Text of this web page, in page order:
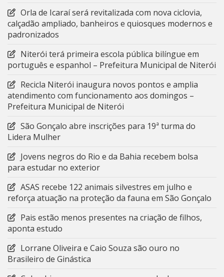
Orla de Icaraí será revitalizada com nova ciclovia,
calçadão ampliado, banheiros e quiosques modernos e
padronizados
Niterói terá primeira escola pública bilíngue em
português e espanhol – Prefeitura Municipal de Niterói
Recicla Niterói inaugura novos pontos e amplia
atendimento com funcionamento aos domingos –
Prefeitura Municipal de Niterói
São Gonçalo abre inscrições para 19ª turma do
Lidera Mulher
Jovens negros do Rio e da Bahia recebem bolsa
para estudar no exterior
ASAS recebe 122 animais silvestres em julho e
reforça atuação na proteção da fauna em São Gonçalo
Pais estão menos presentes na criação de filhos,
aponta estudo
Lorrane Oliveira e Caio Souza são ouro no
Brasileiro de Ginástica